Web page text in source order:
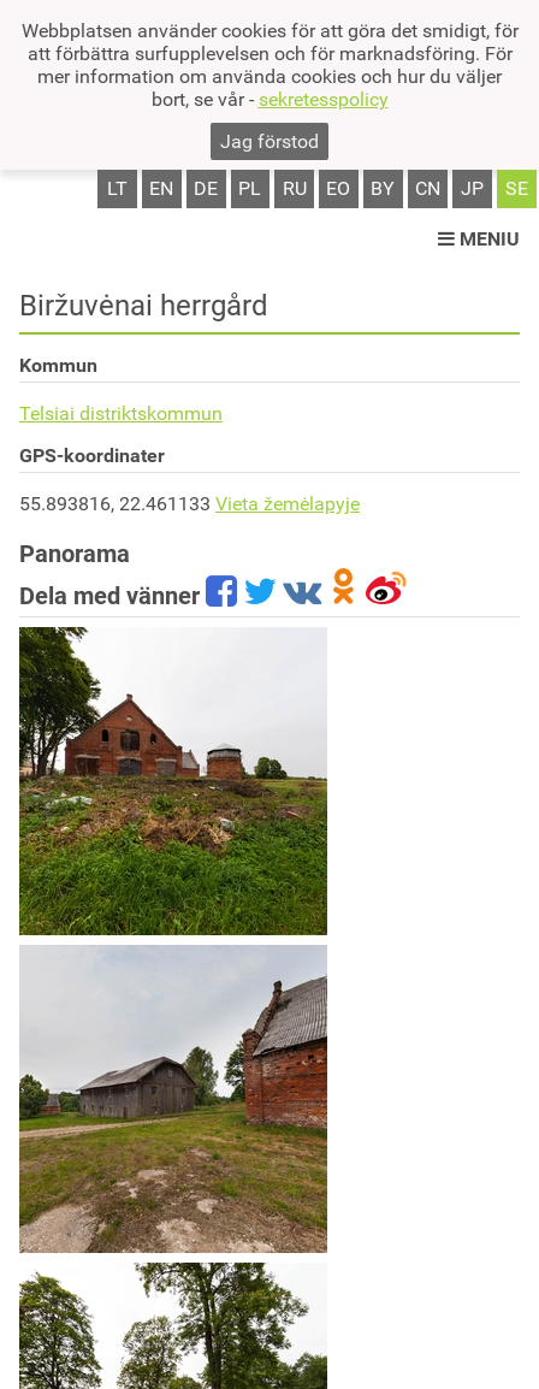
Webbplatsen använder cookies för att göra det smidigt, för
att förbättra surfupplevelsen och för marknadsföring. För
mer information om använda cookies och hur du väljer
bort, se vår - sekretesspolicy
Jag förstod
LT EN DE PL RU EO BY CN JP SE
MENIU
Biržuvėnai herrgård
Kommun
Telsiai distriktskommun
GPS-koordinater
55.893816, 22.461133 Vieta žemėlapyje
Panorama
Dela med vänner